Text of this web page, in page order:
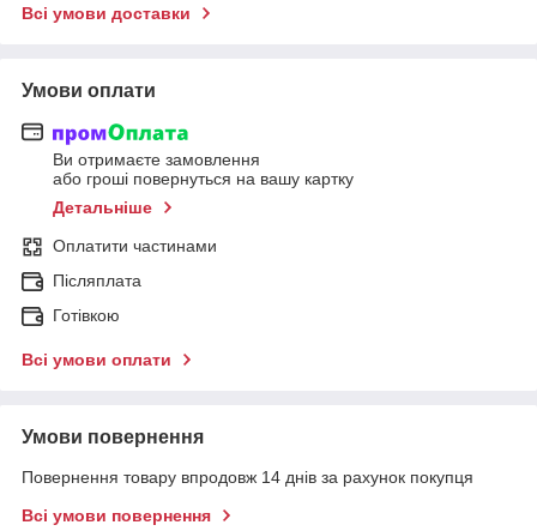
Всі умови доставки
Умови оплати
Ви отримаєте замовлення
або гроші повернуться на вашу картку
Детальніше
Оплатити частинами
Післяплата
Готівкою
Всі умови оплати
Умови повернення
Повернення товару впродовж 14 днів за рахунок покупця
Всі умови повернення